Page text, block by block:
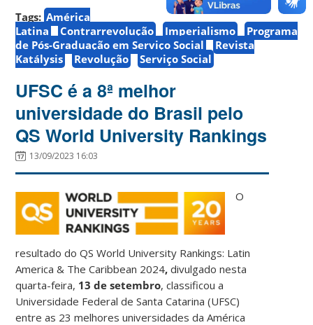
Tags: América
Latina
Contrarrevolução Imperialismo
Programa
de Pós-Graduação em Serviço Social
Revista
Katálysis
Revolução Serviço Social
UFSC é a 8ª melhor
universidade do Brasil pelo
QS World University Rankings
13/09/2023 16:03
O
resultado do QS World University Rankings: Latin
America & The Caribbean 2024, divulgado nesta
quarta-feira, 13 de setembro, classificou a
Universidade Federal de Santa Catarina (UFSC)
entre as 23 melhores universidades da América